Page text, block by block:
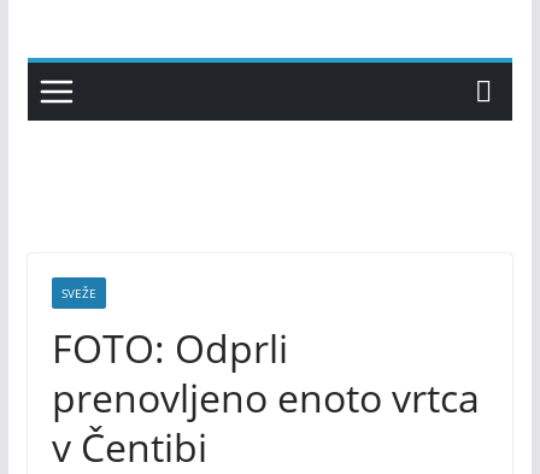
content
SVEŽE
FOTO: Odprli
prenovljeno enoto vrtca
v Čentibi